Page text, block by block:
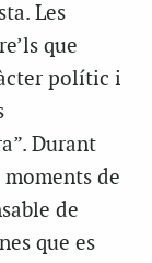
Les
que
polític i
Durant
de
de
que es